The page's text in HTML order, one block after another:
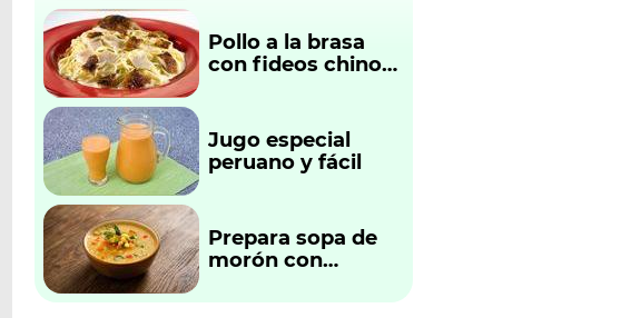
Pollo a la brasa
con fideos chinos
Jugo especial
peruano y fácil
Prepara sopa de
morón con
tradicional